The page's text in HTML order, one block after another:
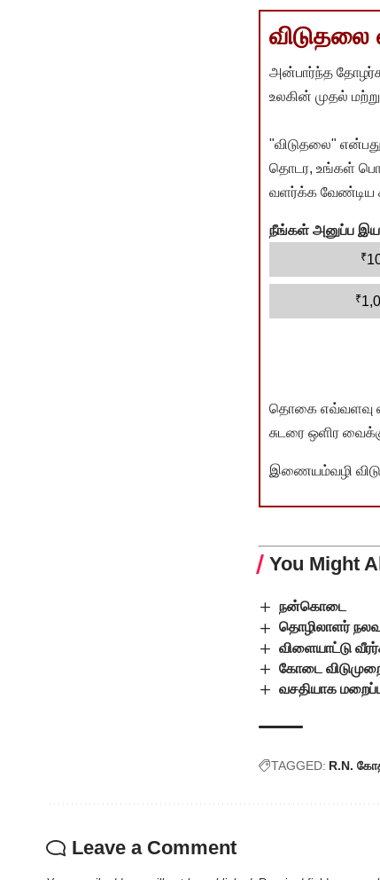
விடுதலை
அன்பார்ந்த
உலகின் முதல்
"விடுதலை"
தொடர, உங்கள்
வளர்க்க வேண்டிய
நீங்கள் அனுப்ப
₹
₹
தொகை எவ்வளவு
சுடரை ஒளிர
இணையம்வழி
You Might
நன்கொடை
தொழிலாளர்
விளையாட்டு
கோடை
வசதியாக
TAGGED: R.N.
Leave a Comment